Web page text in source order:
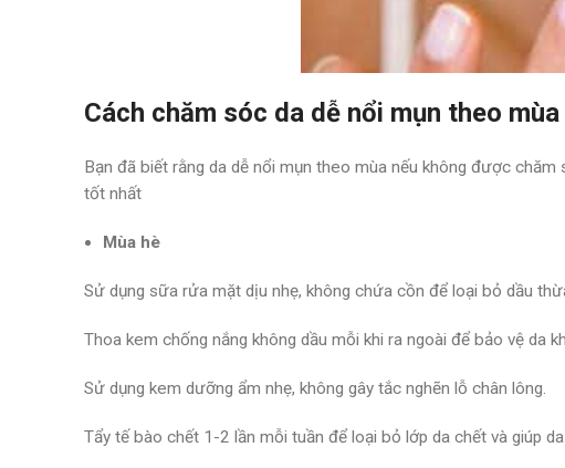
Cách chăm sóc da dễ nổi mụn theo mùa
Bạn đã biết rằng da dễ nổi mụn theo mùa nếu không được
tốt nhất
Mùa hè
Sử dụng sữa rửa mặt dịu nhẹ, không chứa cồn để loại bỏ dầu
Thoa kem chống nắng không dầu mỗi khi ra ngoài để bảo vệ da
Sử dụng kem dưỡng ẩm nhẹ, không gây tắc nghẽn lỗ chân lông.
Tẩy tế bào chết 1-2 lần mỗi tuần để loại bỏ lớp da chết và giúp